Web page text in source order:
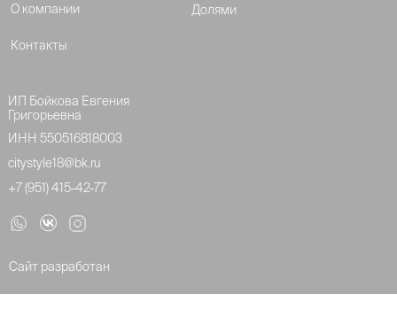
О компании
Контакты
ИП Бойкова Евгения
Григорьевна
ИНН 550516818003
citystyle18@bk.ru
+7 (951) 415-42-77
Долями
Сайт разработан